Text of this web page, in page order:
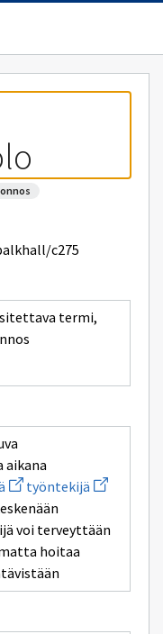
c275
termi,
aikana
Avaa
uuden
ikkunan
sivulle
osa-
aikatyöstä
työntekijä Avaa
uuden
sivulle
työntekijä
voi terveyttään
hoitaa